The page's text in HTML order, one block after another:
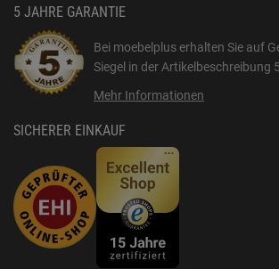
5 JAHRE GARANTIE
Bei moebelplus erhalten Sie auf
Siegel in der Artikelbeschreibung
Mehr Informationen
SICHERER EINKAUF